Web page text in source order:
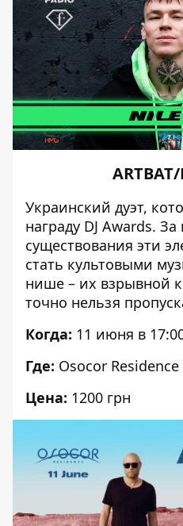
Украинский дуэт,
награду DJ Awards.
существования эти
стать культовыми
нише – их взрывной
точно нельзя
Когда: 11 июня в
Где: Osocor
Цена: 1200 грн